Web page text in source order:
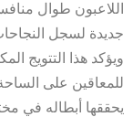
اللاعبون طوال
جديدة لسجل
ويؤكد هذا التتويج
للمعاقين على
يحققها أبطاله في